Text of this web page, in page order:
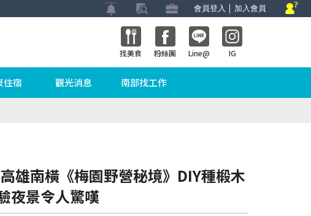
會員登入 加入會員
找美食 粉絲團 Line@ IG
住宿 觀光消息 南部找工作
雄南橫《梅園野營秘境》DIY種椴木
夜景令人驚嘆